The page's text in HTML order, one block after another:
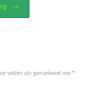
→
velden zijn gemarkeerd met*